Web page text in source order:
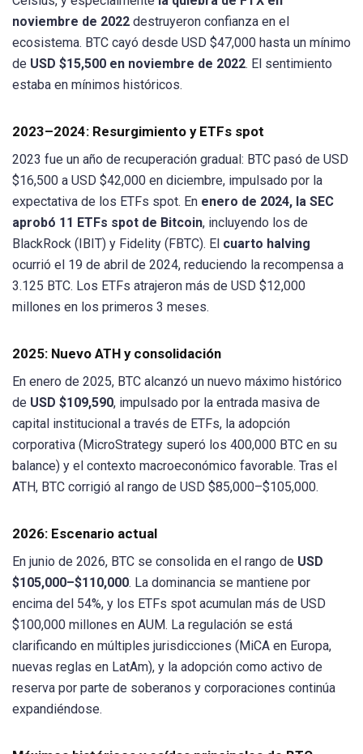
noviembre de 2022 destruyeron confianza en el
ecosistema. BTC cayó desde USD $47,000 hasta un mínimo
de USD $15,500 en noviembre de 2022. El sentimiento
estaba en mínimos históricos.
2023–2024: Resurgimiento y ETFs spot
2023 fue un año de recuperación gradual: BTC pasó de USD
$16,500 a USD $42,000 en diciembre, impulsado por la
expectativa de los ETFs spot. En enero de 2024, la SEC
aprobó 11 ETFs spot de Bitcoin, incluyendo los de
BlackRock (IBIT) y Fidelity (FBTC). El cuarto halving
ocurrió el 19 de abril de 2024, reduciendo la recompensa a
3.125 BTC. Los ETFs atrajeron más de USD $12,000
millones en los primeros 3 meses.
2025: Nuevo ATH y consolidación
En enero de 2025, BTC alcanzó un nuevo máximo histórico
de USD $109,590, impulsado por la entrada masiva de
capital institucional a través de ETFs, la adopción
corporativa (MicroStrategy superó los 400,000 BTC en su
balance) y el contexto macroeconómico favorable. Tras el
ATH, BTC corrigió al rango de USD $85,000–$105,000.
2026: Escenario actual
En junio de 2026, BTC se consolida en el rango de USD
$105,000–$110,000. La dominancia se mantiene por
encima del 54%, y los ETFs spot acumulan más de USD
$100,000 millones en AUM. La regulación se está
clarificando en múltiples jurisdicciones (MiCA en Europa,
nuevas reglas en LatAm), y la adopción como activo de
reserva por parte de soberanos y corporaciones continúa
expandiéndose.